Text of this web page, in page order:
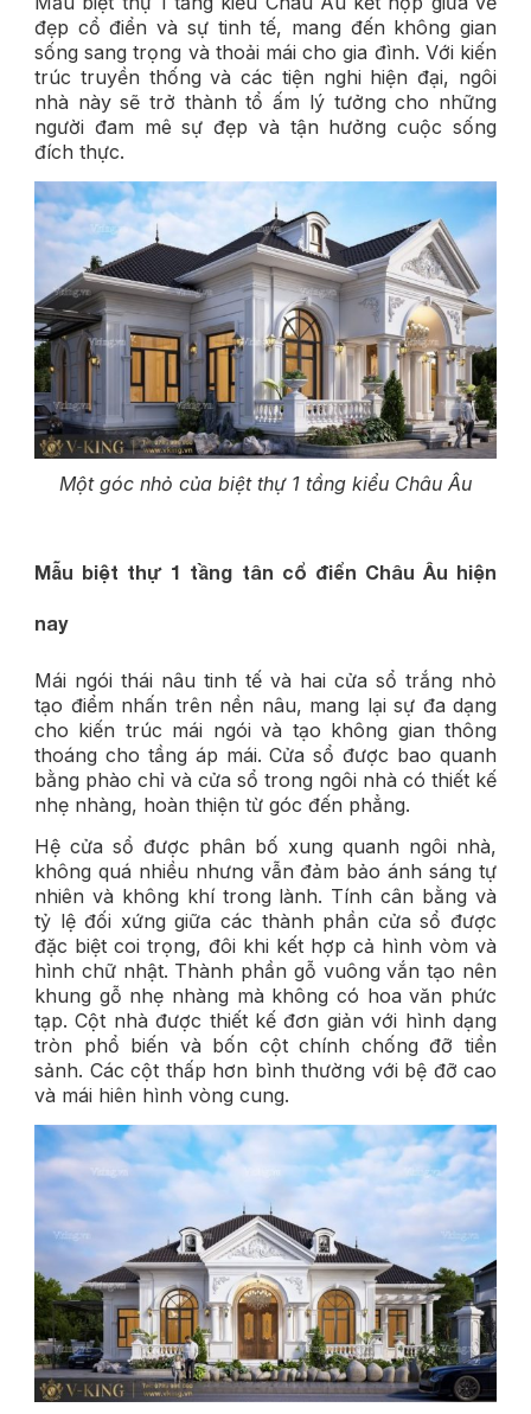
đẹp cổ điển và sự tinh tế, mang đến không gian
sống sang trọng và thoải mái cho gia đình. Với kiến
trúc truyền thống và các tiện nghi hiện đại, ngôi
nhà này sẽ trở thành tổ ấm lý tưởng cho những
người đam mê sự đẹp và tận hưởng cuộc sống
đích thực.
Một góc nhỏ của biệt thự 1 tầng kiểu Châu Âu
Mẫu biệt thự 1 tầng tân cổ điển Châu Âu hiện
nay
Mái ngói thái nâu tinh tế và hai cửa sổ trắng nhỏ
tạo điểm nhấn trên nền nâu, mang lại sự đa dạng
cho kiến trúc mái ngói và tạo không gian thông
thoáng cho tầng áp mái. Cửa sổ được bao quanh
bằng phào chỉ và cửa sổ trong ngôi nhà có thiết kế
nhẹ nhàng, hoàn thiện từ góc đến phẳng.
Hệ cửa sổ được phân bố xung quanh ngôi nhà,
không quá nhiều nhưng vẫn đảm bảo ánh sáng tự
nhiên và không khí trong lành. Tính cân bằng và
tỷ lệ đối xứng giữa các thành phần cửa sổ được
đặc biệt coi trọng, đôi khi kết hợp cả hình vòm và
hình chữ nhật. Thành phần gỗ vuông vắn tạo nên
khung gỗ nhẹ nhàng mà không có hoa văn phức
tạp. Cột nhà được thiết kế đơn giản với hình dạng
tròn phổ biến và bốn cột chính chống đỡ tiền
sảnh. Các cột thấp hơn bình thường với bệ đỡ cao
và mái hiên hình vòng cung.